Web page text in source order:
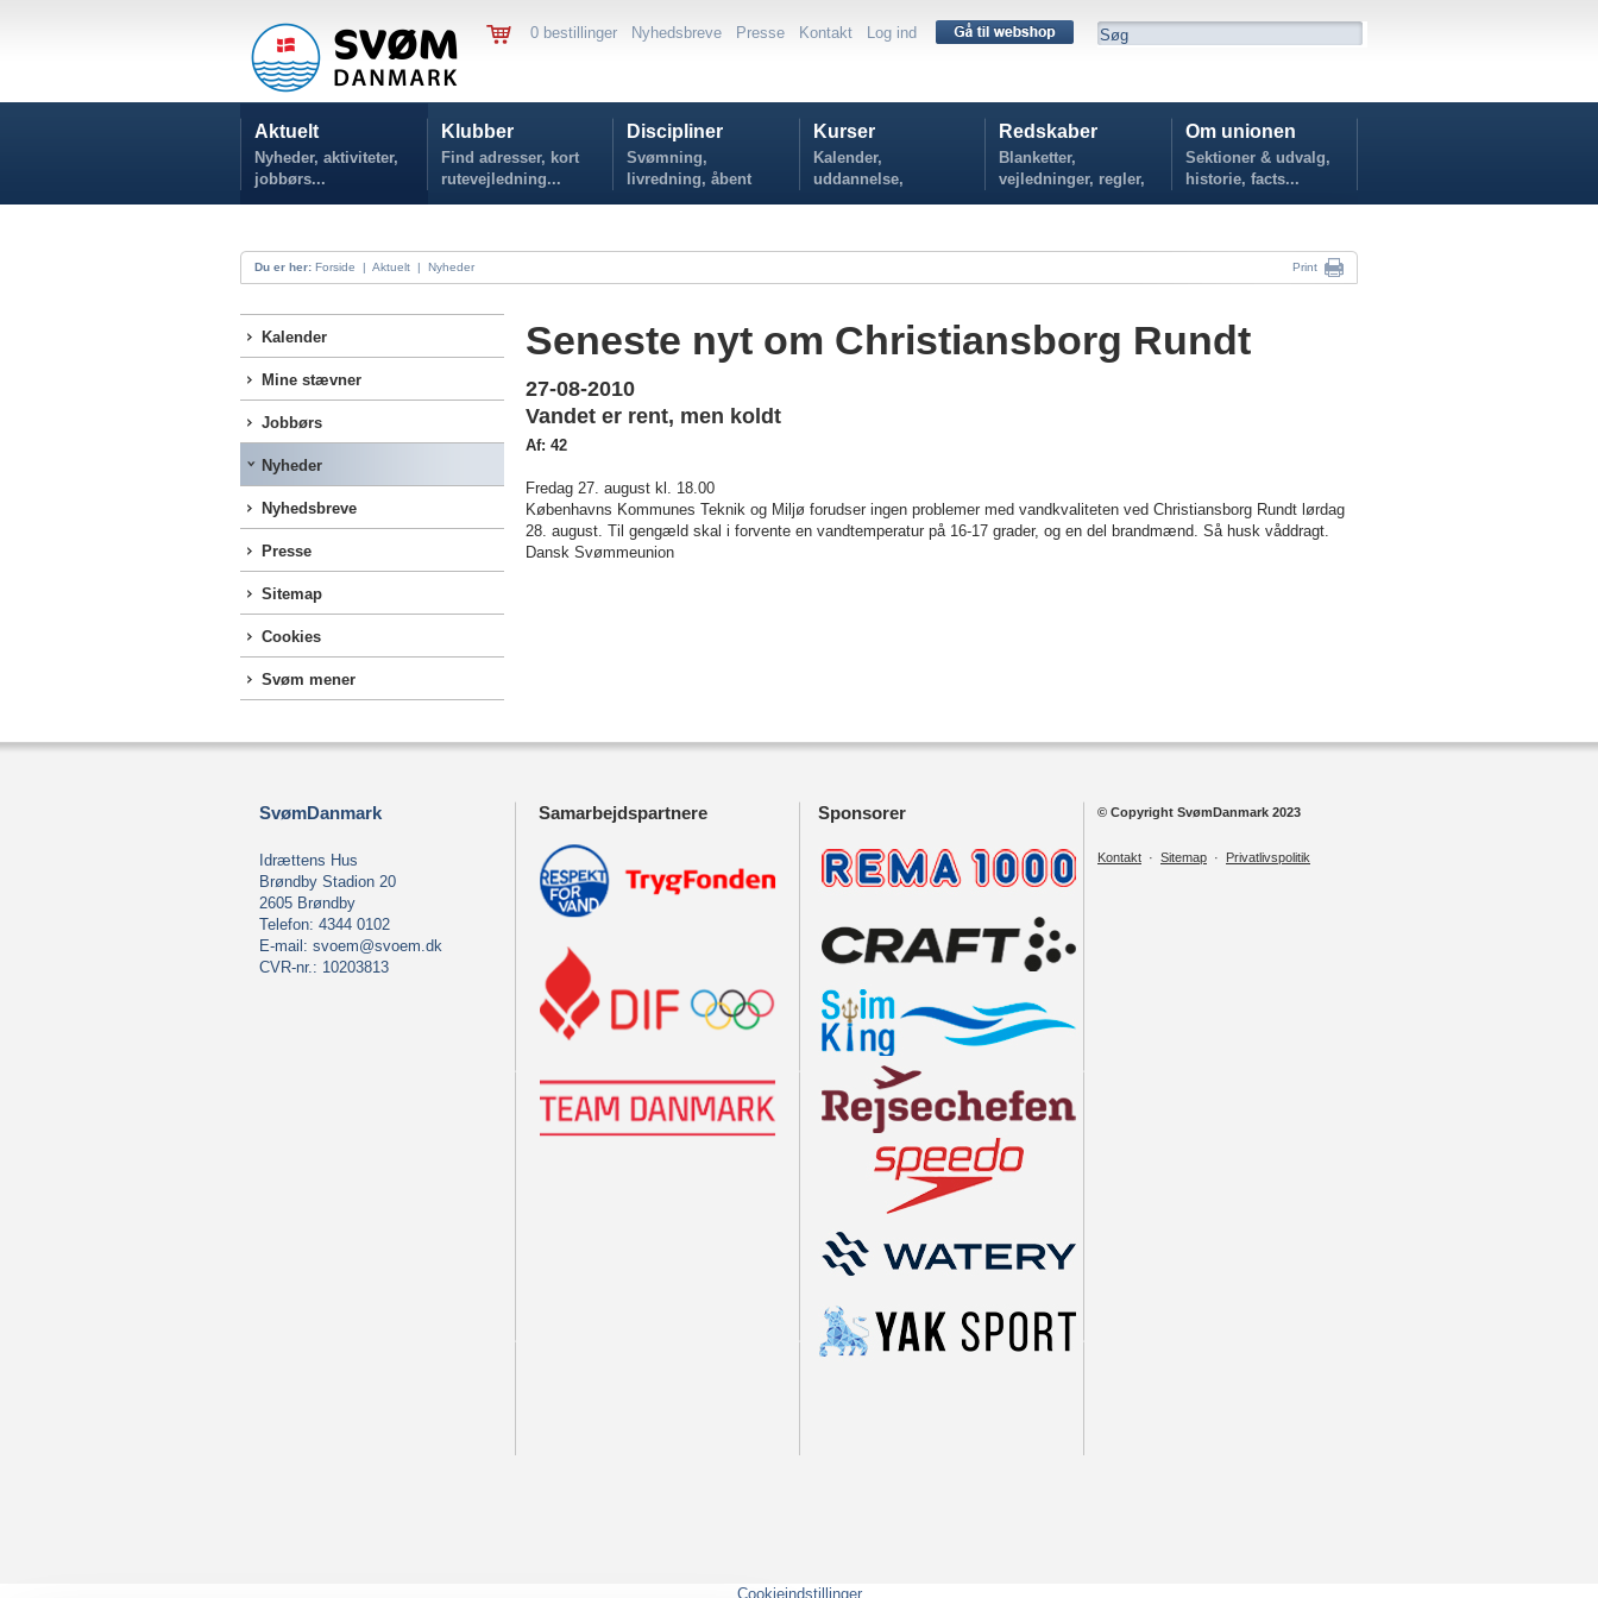
0 bestillinger Nyhedsbreve Presse Kontakt Log ind
Aktuelt
Nyheder, aktiviteter,
jobbørs...
Klubber
Find adresser, kort
rutevejledning...
Discipliner
Svømning,
livredning, åbent
vand...
Kurser
Kalender,
uddannelse,
tilmelding...
Redskaber
Blanketter,
vejledninger, regler,
politikker...
Om unionen
Sektioner & udvalg,
historie, facts...
Du er her: Forside | Aktuelt | Nyheder Print
Kalender
Mine stævner
Jobbørs
Nyheder
Nyhedsbreve
Presse
Sitemap
Cookies
Svøm mener
Seneste nyt om Christiansborg Rundt
27-08-2010
Vandet er rent, men koldt
Af: 42
Fredag 27. august kl. 18.00
Københavns Kommunes Teknik og Miljø forudser ingen problemer med vandkvaliteten ved Christiansborg Rundt lørdag
28. august. Til gengæld skal i forvente en vandtemperatur på 16-17 grader, og en del brandmænd. Så husk våddragt.
Dansk Svømmeunion
SvømDanmark
Idrættens Hus
Brøndby Stadion 20
2605 Brøndby
Telefon: 4344 0102
E-mail: svoem@svoem.dk
CVR-nr.: 10203813
Samarbejdspartnere Sponsorer © Copyright SvømDanmark 2023
Kontakt · Sitemap · Privatlivspolitik
Cookieindstillinger